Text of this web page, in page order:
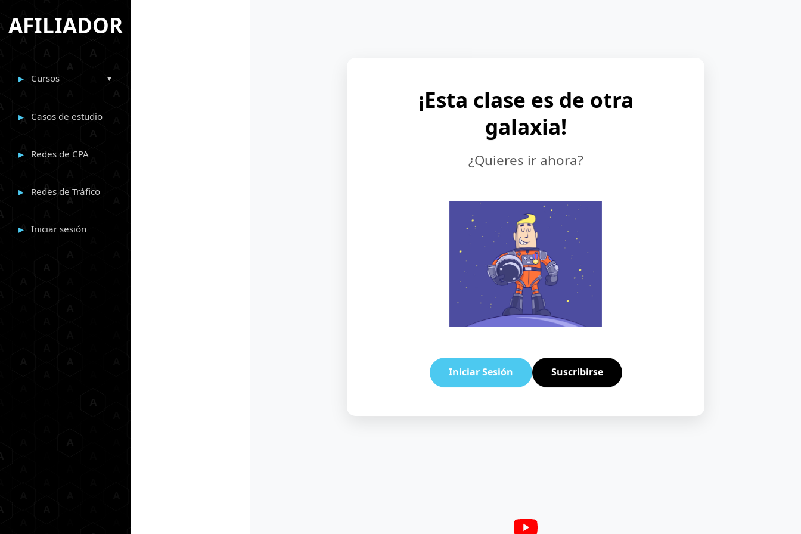
AFILIADOR
Cursos
Casos de estudio
Redes de CPA
Redes de Tráfico
Iniciar sesión
¡Esta clase es de otra
galaxia!
¿Quieres ir ahora?
Iniciar Sesión Suscribirse